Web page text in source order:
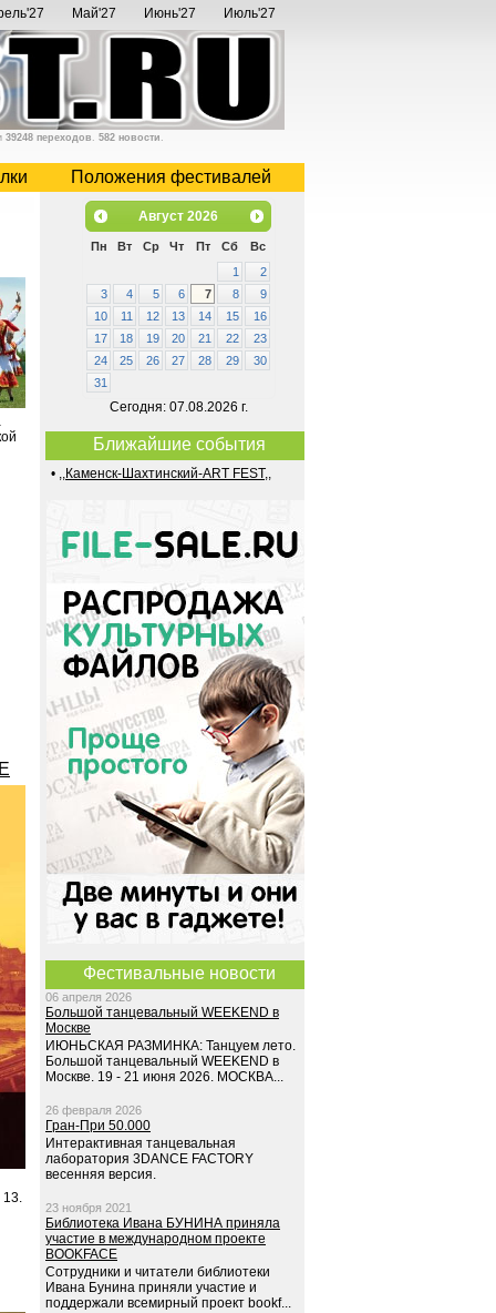
Май'27 Июнь'27 Июль'27
39248 переходов . 582 новости .
Положения фестивалей
13.
Август 2026
Пн Вт Ср Чт Пт Сб
Вс
1
2
3
4 5 6 7 8
9
10
11 12 13 14 15
16
17
18 19 20 21 22
23
24
25 26 27 28 29
30
31
Сегодня: 07.08.2026 г.
Ближайшие события
• ,,Каменск-Шахтинский-ART FEST,,
Фестивальные новости
06 апреля 2026
Большой танцевальный WEEKEND в
Москве
ИЮНЬСКАЯ РАЗМИНКА: Танцуем лето.
Большой танцевальный WEEKEND в
Москве. 19 - 21 июня 2026. МОСКВА...
26 февраля 2026
Гран-При 50.000
Интерактивная танцевальная
лаборатория 3DANCE FACTORY
весенняя версия.
23 ноября 2021
Библиотека Ивана БУНИНА приняла
участие в международном проекте
BOOKFACE
Сотрудники и читатели библиотеки
Ивана Бунина приняли участие и
поддержали всемирный проект bookf...